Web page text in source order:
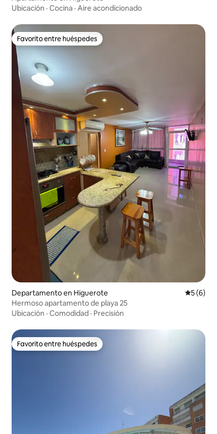
Ubicación · Cocina · Aire acondicionado
Favorito entre huéspedes
Favorito entre huéspedes
Departamento en Higuerote
5 (6)
Hermoso apartamento de playa 25
Ubicación · Comodidad · Precisión
Favorito entre huéspedes
Favorito entre huéspedes